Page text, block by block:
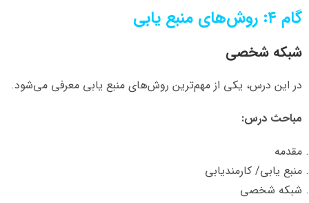
گام ۴: روش‌های منبع یابی
شبکه شخصی
در این درس، یکی از مهم‌ترین روش‌های منبع یابی معرفی می‌شود.
مباحث درس:
مقدمه
منبع یابی/ کارمندیابی
شبکه شخصی